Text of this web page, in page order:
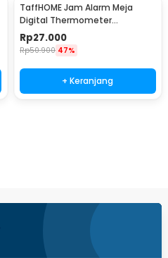
TaffHOME Jam Alarm Meja
Digital Thermometer
Hygrometer Weather Station -
2158
Rp27.000
Rp50.900 47%
+ Keranjang